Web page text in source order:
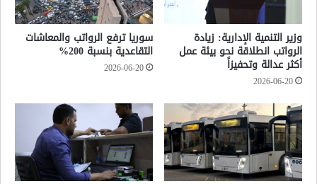
وزير التنمية الإدارية: زيادة
الرواتب انطلاقة نحو بيئة عمل
أكثر عدالة وتحفيزاً
2026-06-20
سوريا ترفع الرواتب والمعاشات
التقاعدية بنسبة 200%
2026-06-20